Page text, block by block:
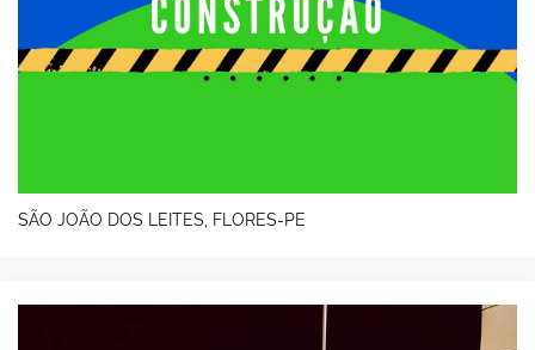
SÃO JOÃO DOS LEITES, FLORES-PE